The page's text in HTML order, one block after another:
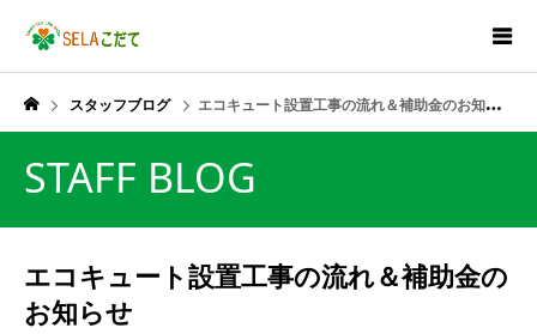
スタッフブログ エコキュート設置工事の流れ＆補助金のお知らせ
STAFF BLOG
エコキュート設置工事の流れ＆補助金の
お知らせ